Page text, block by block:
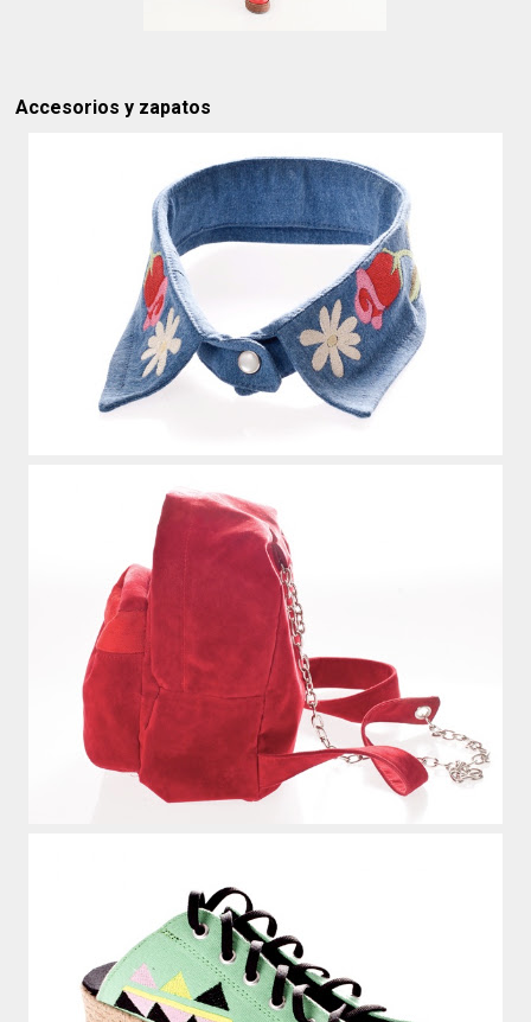
Accesorios y zapatos